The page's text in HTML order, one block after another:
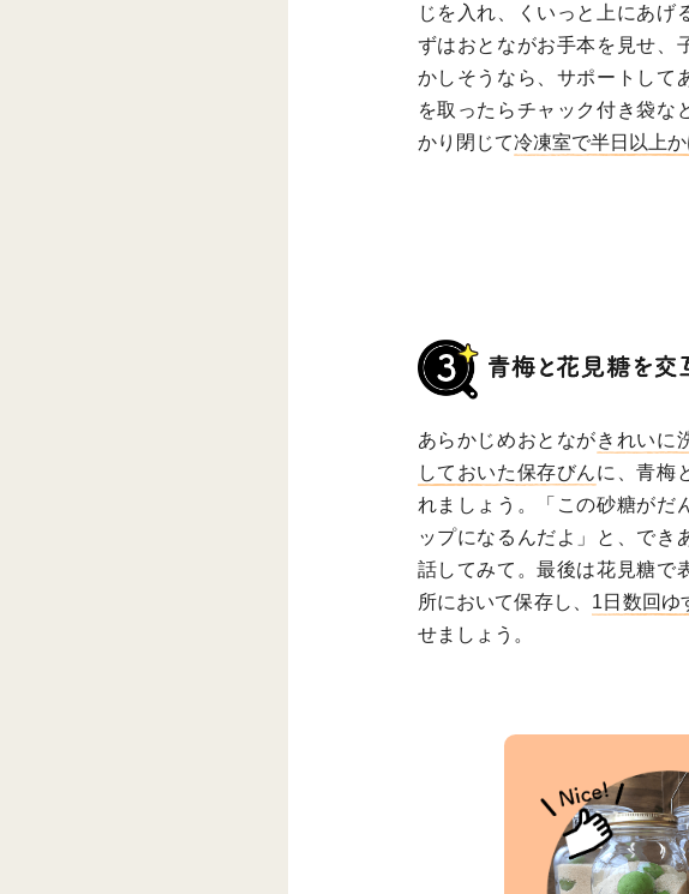
じを入れ、くいっと上にあげ
ずはおとながお手本を見せ、
かしそうなら、サポートして
を取ったらチャック付き袋な
かり閉じて冷凍室で半日以上か
あらかじめおとながきれいに
しておいた保存びんに、青梅
れましょう。「この砂糖がだ
ップになるんだよ」と、でき
話してみて。最後は花見糖で
所において保存し、 1日数回ゆ
せましょう。